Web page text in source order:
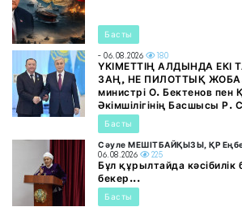
Басты
- 06.08.2026 180
ҮКІМЕТТІҢ АЛДЫНДА ЕКІ
ЗАҢ, НЕ ПИЛОТТЫҚ
министрі О. Бектенов пен
Әкімшілігінің Басшысы Р.
Басты
Сәуле МЕШІТБАЙҚЫЗЫ, ҚР
06.08.2026
225
Бұл құрылтайда кәсібилік
бекер...
Басты